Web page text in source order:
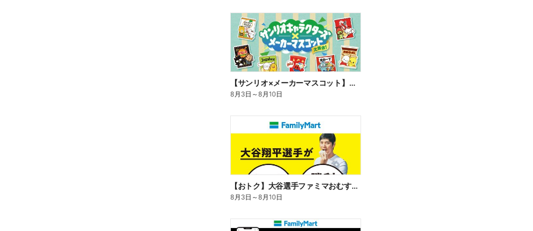
【サンリオ×メーカーマスコット】オリジナルグッズ貰える!
8月3日 ～8月10日
【おトク】大谷選手ファミマおむすび割
8月3日 ～8月10日